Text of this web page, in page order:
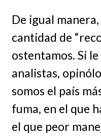
De igual
cantidad de
ostentamos. Si
analistas,
somos el país
fuma, en el que
el que peor